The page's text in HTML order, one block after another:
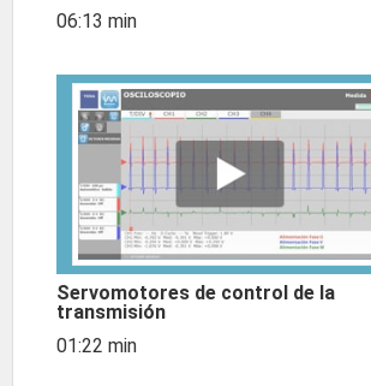
06:13 min
Servomotores de control de la
transmisión
01:22 min